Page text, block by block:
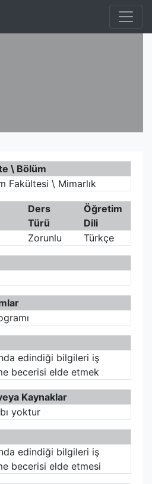
\ Bölüm
Fakültesi \ Mimarlık
Ders
Türü
Öğretim
Dili
Zorunlu Türkçe
edindiği bilgileri iş
becerisi elde etmek
Kaynaklar
yoktur
edindiği bilgileri iş
becerisi elde etmesi